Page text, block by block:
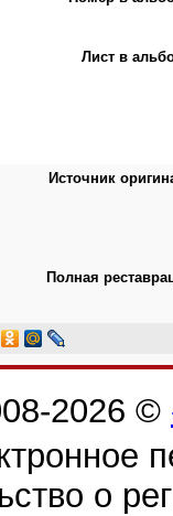
Лист в
Источник
Полная
2026 ©
о